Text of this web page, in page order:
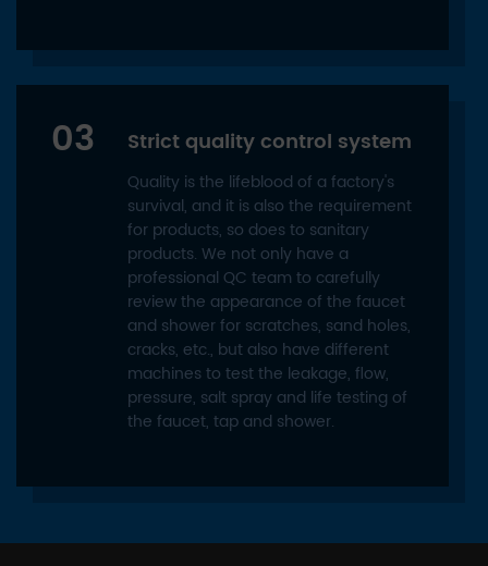
03 Strict quality control system
Quality is the lifeblood of a factory's
survival, and it is also the requirement
for products, so does to sanitary
products. We not only have a
professional QC team to carefully
review the appearance of the faucet
and shower for scratches, sand holes,
cracks, etc., but also have different
machines to test the leakage, flow,
pressure, salt spray and life testing of
the faucet, tap and shower.